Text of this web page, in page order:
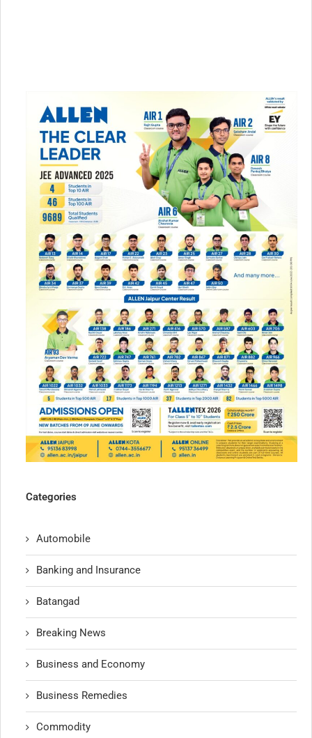
Categories
Automobile
Banking and Insurance
Batangad
Breaking News
Business and Economy
Business Remedies
Commodity